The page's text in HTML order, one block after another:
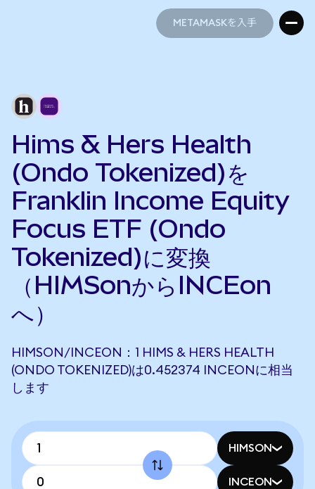
METAMASKを入手
Hims & Hers Health
(Ondo Tokenized)を
Franklin Income Equity
Focus ETF (Ondo
Tokenized)に変換
（HIMSonからINCEon
へ）
HIMSON/INCEON：1 HIMS & HERS HEALTH
(ONDO TOKENIZED)は0.452374 INCEONに相当
します
HIMSON
INCEON